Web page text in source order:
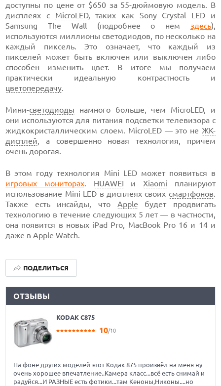
доступны по цене от $650 за 55-дюймовую модель. В
дисплеях с MicroLED, таких как Sony Crystal LED и
Samsung The Wall (подробнее о нем здесь),
используются миллионы светодиодов, по несколько на
каждый пиксель. Это означает, что каждый из
пикселей может быть включен или выключен либо
способен изменить цвет. В итоге мы получаем
практически идеальную контрастность и
цветопередачу.
Мини-светодиоды намного больше, чем MicroLED, и
они используются для питания подсветки телевизора с
жидкокристаллическим слоем. MicroLED — это не ЖК-
дисплей, а совершенно новая технология, причем
очень дорогая.
В этом году технология Mini LED может появиться в
игровых мониторах. HUAWEI иXiaomi планируют
использование Mini LED в дисплеях своих смартфонов.
Также есть инсайды, что Apple будет продвигать
технологию в течение следующих 5 лет — в частности,
она появится в новых iPad Pro, MacBook Pro 16 и 14 и
даже в Apple Watch.
ПОДЕЛИТЬСЯ
ОТЗЫВЫ
KODAK C875
10/10
На фоне других моделей этот Кодак 875 произвёл на меня ну
очень хорошее впечатление..Камера класс...всё есть снимай и
радуйся...И РАЗНЫЕ есть фотики...там Кеноны,Никоны....но